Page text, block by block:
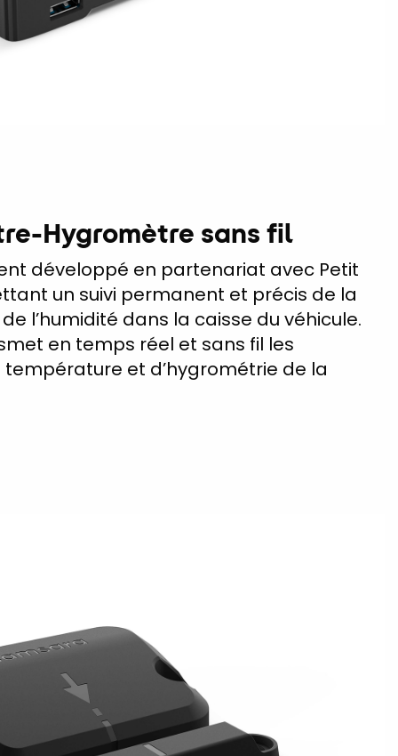
Hygromètre sans fil
développé en partenariat avec Petit
un suivi permanent et précis de la
l’humidité dans la caisse du véhicule.
en temps réel et sans fil les
et d’hygrométrie de la